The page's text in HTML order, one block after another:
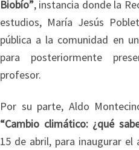
Biobío”, instancia donde la
estudios, María Jesús
pública a la comunidad en
para posteriormente
profesor.
Por su parte, Aldo
“Cambio climático: ¿qué
15 de abril, para inaugurar el